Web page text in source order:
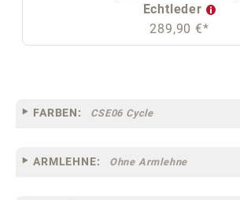
Echtleder
289,90 €*
FARBEN: CSE06 Cycle
ARMLEHNE: Ohne Armlehne